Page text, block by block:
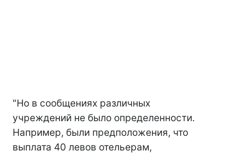
"Но в сообщениях различных
учреждений не было определенности.
Например, были предположения, что
выплата 40 левов отельерам,